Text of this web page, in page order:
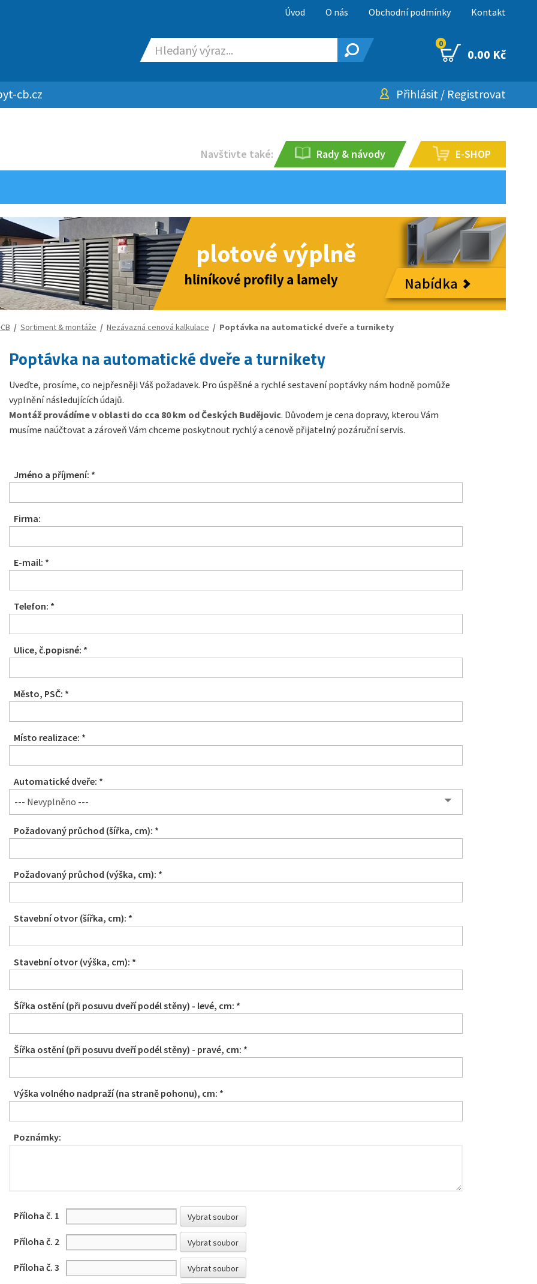
Úvod O nás Obchodní podmínky Kontakt
0
0.00 Kč
cb.cz Přihlásit / Registrovat
Navštivte také: Rady & návody E-SHOP
/ Sortiment & montáže / Nezávazná cenová kalkulace / Poptávka na automatické dveře a turnikety
Poptávka na automatické dveře a turnikety
Uveďte, prosíme, co nejpřesněji Váš požadavek. Pro úspěšné a rychlé sestavení poptávky nám hodně pomůže
vyplnění následujících údajů.
Montáž provádíme v oblasti do cca 80 km od Českých Budějovic. Důvodem je cena dopravy, kterou Vám
musíme naúčtovat a zároveň Vám chceme poskytnout rychlý a cenově přijatelný pozáruční servis.
Jméno a příjmení: *
Firma:
E-mail: *
Telefon: *
Ulice, č.popisné: *
Město, PSČ: *
Místo realizace: *
Automatické dveře: *
--- Nevyplněno ---
Požadovaný průchod (šířka, cm): *
Požadovaný průchod (výška, cm): *
Stavební otvor (šířka, cm): *
Stavební otvor (výška, cm): *
Šířka ostění (při posuvu dveří podél stěny) - levé, cm: *
Šířka ostění (při posuvu dveří podél stěny) - pravé, cm: *
Výška volného nadpraží (na straně pohonu), cm: *
Poznámky:
Příloha č. 1 Vybrat soubor
Příloha č. 2 Vybrat soubor
Příloha č. 3 Vybrat soubor